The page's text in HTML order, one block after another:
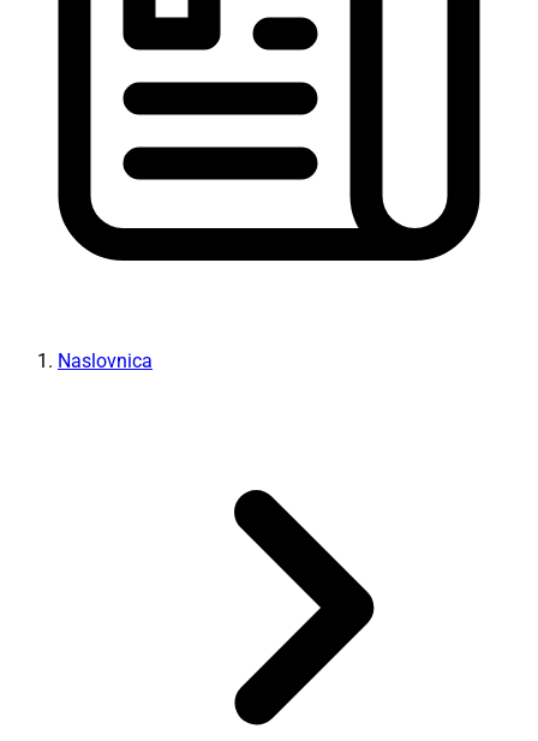
Naslovnica